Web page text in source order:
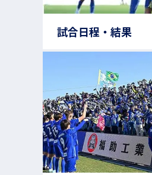
試合日程・結果